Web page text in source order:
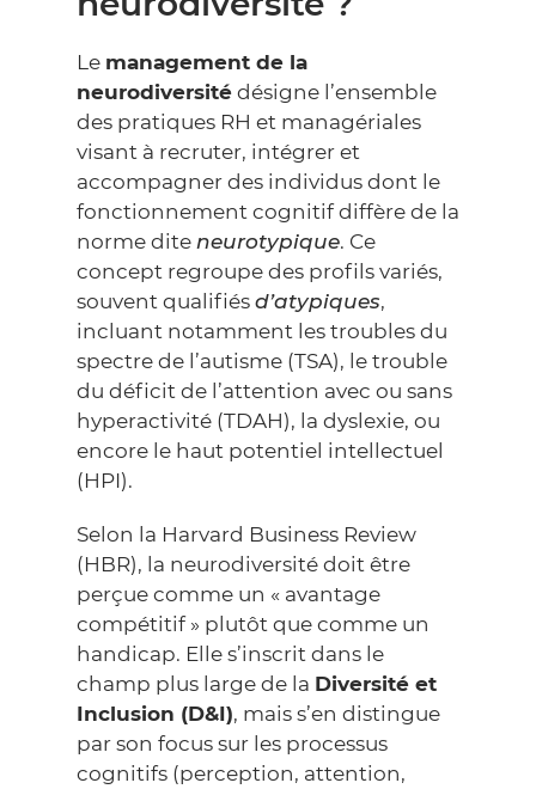
Le management de la
neurodiversité désigne l’ensemble
des pratiques RH et managériales
visant à recruter, intégrer et
accompagner des individus dont le
fonctionnement cognitif diffère de la
norme dite neurotypique. Ce
concept regroupe des profils variés,
souvent qualifiés d’atypiques,
incluant notamment les troubles du
spectre de l’autisme (TSA), le trouble
du déficit de l’attention avec ou sans
hyperactivité (TDAH), la dyslexie, ou
encore le haut potentiel intellectuel
(HPI).
Selon la Harvard Business Review
(HBR), la neurodiversité doit être
perçue comme un « avantage
compétitif » plutôt que comme un
handicap. Elle s’inscrit dans le
champ plus large de la Diversité et
Inclusion (D&I), mais s’en distingue
par son focus sur les processus
cognitifs (perception, attention,